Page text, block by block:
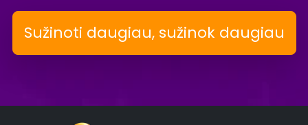
Sužinoti daugiau, sužinok daugiau